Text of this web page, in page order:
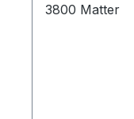
3800 Matter